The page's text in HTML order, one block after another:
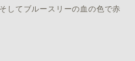
してブルースリーの血の色で赤